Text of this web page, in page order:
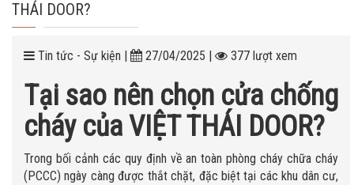
THÁI DOOR?
Tin tức - Sự kiện | 27/04/2025 | 377 lượt xem
Tại sao nên chọn cửa chống
cháy của VIỆT THÁI DOOR?
Trong bối cảnh các quy định về an toàn phòng cháy chữa cháy
(PCCC) ngày càng được thắt chặt, đặc biệt tại các khu dân cư,